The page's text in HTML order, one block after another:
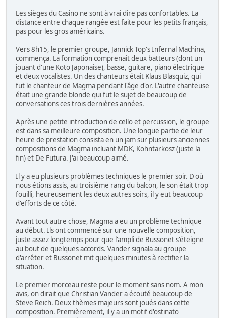
Les sièges du Casino ne sont à vrai dire pas confortables. La
distance entre chaque rangée est faite pour les petits français,
pas pour les gros américains.
Vers 8h15, le premier groupe, Jannick Top's Infernal Machina,
commença. La formation comprenait deux batteurs (dont un
jouant d'une Koto Japonaise), basse, guitare, piano électrique
et deux vocalistes. Un des chanteurs était Klaus Blasquiz, qui
fut le chanteur de Magma pendant l'âge d'or. L'autre chanteuse
était une grande blonde qui fut le sujet de beaucoup de
conversations ces trois dernières années.
Après une petite introduction de cello et percussion, le groupe
est dans sa meilleure composition. Une longue partie de leur
heure de prestation consista en un jam sur plusieurs anciennes
compositions de Magma incluant MDK, Kohntarkosz (juste la
fin) et De Futura. J'ai beaucoup aimé.
Il y a eu plusieurs problèmes techniques le premier soir. D'où
nous étions assis, au troisième rang du balcon, le son était trop
fouilli, heureusement les deux autres soirs, il y eut beaucoup
d'efforts de ce côté.
Avant tout autre chose, Magma a eu un problème technique
au début. Ils ont commencé sur une nouvelle composition,
juste assez longtemps pour que l'ampli de Bussonet s'éteigne
au bout de quelques accords. Vander signala au groupe
d'arrêter et Bussonet mit quelques minutes à rectifier la
situation.
Le premier morceau reste pour le moment sans nom. A mon
avis, on dirait que Christian Vander a écouté beaucoup de
Steve Reich. Deux thèmes majeurs sont joués dans cette
composition. Premièrement, il y a un motif d'ostinato